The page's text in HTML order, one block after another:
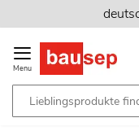
Inhalt
springen
Menu